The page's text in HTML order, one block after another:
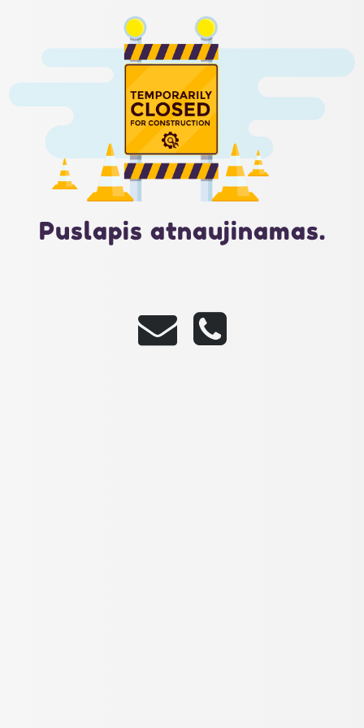
Puslapis atnaujinamas.